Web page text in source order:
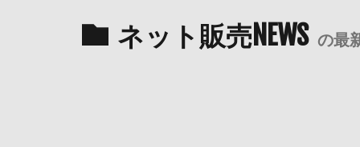
ネット販売NEWS の最